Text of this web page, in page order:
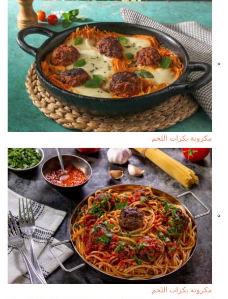
مكرونة بكرات اللحم
مكرونة بكرات اللحم